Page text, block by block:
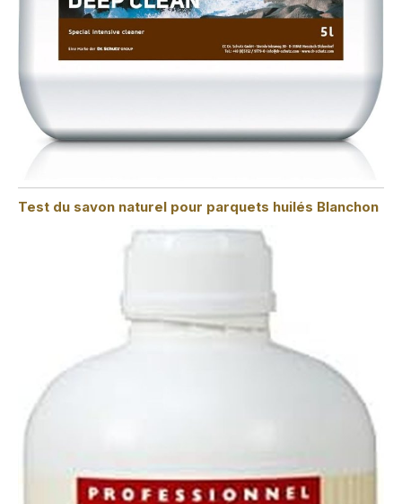
Test du savon naturel pour parquets huilés Blanchon